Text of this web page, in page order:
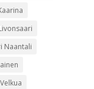
Naantali